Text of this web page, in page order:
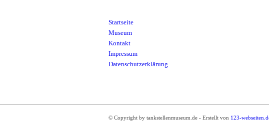
Startseite
Museum
Kontakt
Impressum
Datenschutzerklärung
© Copyright by tankstellenmuseum.de - Erstellt von 123-